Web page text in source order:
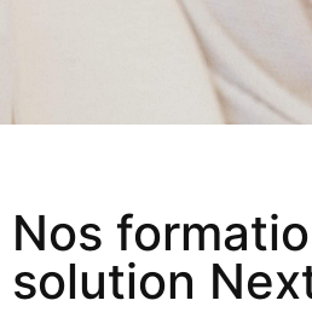
Nos
solution